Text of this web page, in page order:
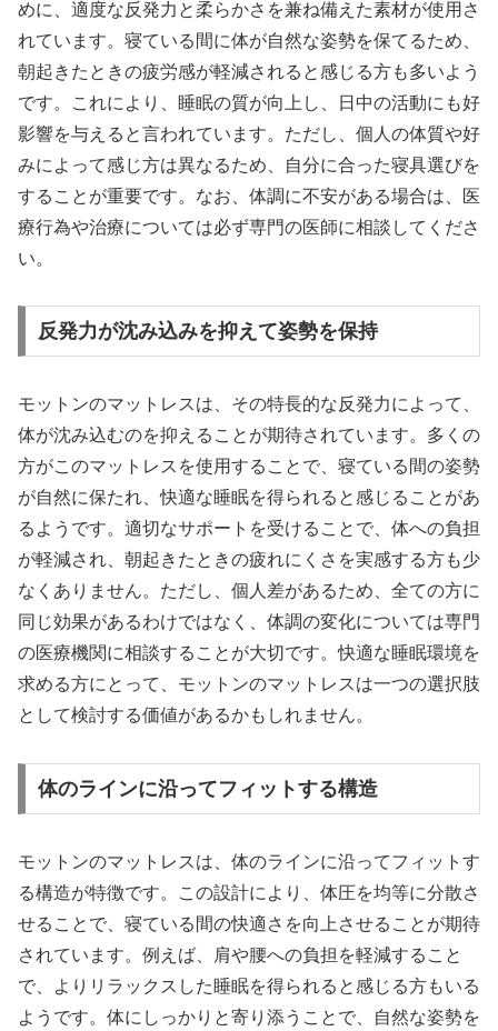
めに、適度な反発力と柔らかさを兼ね備えた素材が使用さ
れています。寝ている間に体が自然な姿勢を保てるため、
朝起きたときの疲労感が軽減されると感じる方も多いよう
です。これにより、睡眠の質が向上し、日中の活動にも好
影響を与えると言われています。ただし、個人の体質や好
みによって感じ方は異なるため、自分に合った寝具選びを
することが重要です。なお、体調に不安がある場合は、医
療行為や治療については必ず専門の医師に相談してくださ
い。
反発力が沈み込みを抑えて姿勢を保持
モットンのマットレスは、その特長的な反発力によって、
体が沈み込むのを抑えることが期待されています。多くの
方がこのマットレスを使用することで、寝ている間の姿勢
が自然に保たれ、快適な睡眠を得られると感じることがあ
るようです。適切なサポートを受けることで、体への負担
が軽減され、朝起きたときの疲れにくさを実感する方も少
なくありません。ただし、個人差があるため、全ての方に
同じ効果があるわけではなく、体調の変化については専門
の医療機関に相談することが大切です。快適な睡眠環境を
求める方にとって、モットンのマットレスは一つの選択肢
として検討する価値があるかもしれません。
体のラインに沿ってフィットする構造
モットンのマットレスは、体のラインに沿ってフィットす
る構造が特徴です。この設計により、体圧を均等に分散さ
せることで、寝ている間の快適さを向上させることが期待
されています。例えば、肩や腰への負担を軽減すること
で、よりリラックスした睡眠を得られると感じる方もいる
ようです。体にしっかりと寄り添うことで、自然な姿勢を